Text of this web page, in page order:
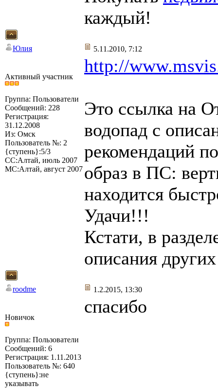
каждый!
Юлия 5.11.2010, 7:12
Активный участник
Группа: Пользователи
Сообщений: 228
Регистрация:
31.12.2008
Из: Омск
Пользователь №: 2
{ступень}:5/3
СС:Алтай, июль 2007
МС:Алтай, август 2007
http://
Это ссылка на
водопад с
рекомендаций
образ в ПС:
находится
Удачи!!!
Кстати, в
описания
roodme 1.2.2015, 13:30
Новичок
Группа: Пользователи
Сообщений: 6
Регистрация: 1.11.2013
Пользователь №: 640
{ступень}:не
указывать
спасибо